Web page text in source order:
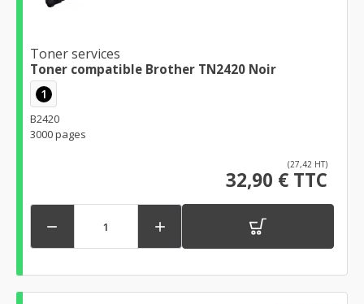
Toner services
Toner compatible Brother TN2420 Noir
1
B2420
3000 pages
(27,42 HT)
32,90 € TTC
 